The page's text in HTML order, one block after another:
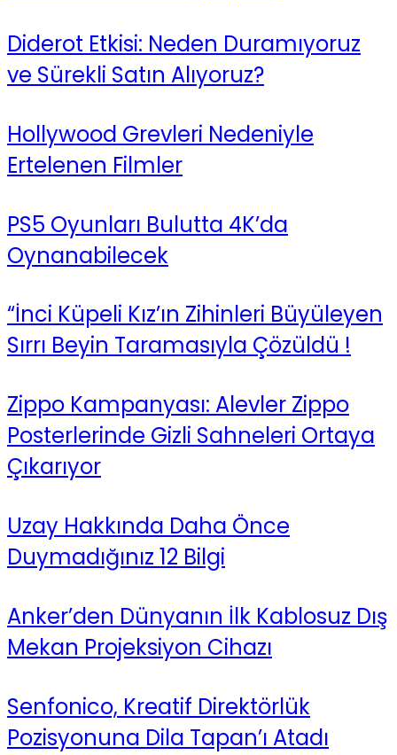
Diderot Etkisi: Neden Duramıyoruz
ve Sürekli Satın Alıyoruz?
Hollywood Grevleri Nedeniyle
Ertelenen Filmler
PS5 Oyunları Bulutta 4K’da
Oynanabilecek
“İnci Küpeli Kız’ın Zihinleri Büyüleyen
Sırrı Beyin Taramasıyla Çözüldü !
Zippo Kampanyası: Alevler Zippo
Posterlerinde Gizli Sahneleri Ortaya
Çıkarıyor
Uzay Hakkında Daha Önce
Duymadığınız 12 Bilgi
Anker’den Dünyanın İlk Kablosuz Dış
Mekan Projeksiyon Cihazı
Senfonico, Kreatif Direktörlük
Pozisyonuna Dila Tapan’ı Atadı